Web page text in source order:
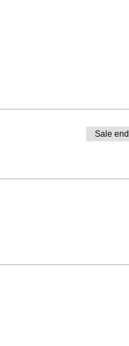
Sale